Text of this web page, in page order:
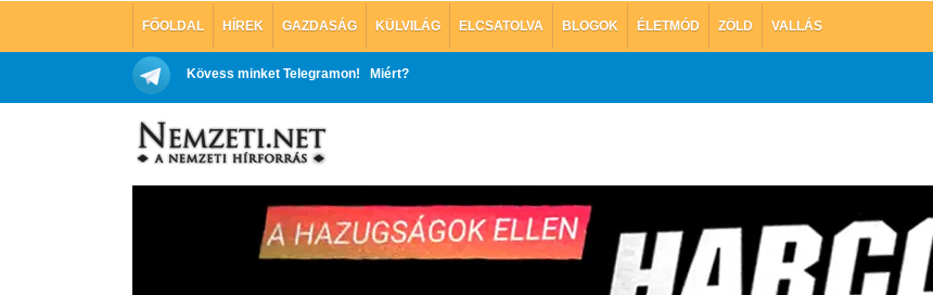
FŐOLDAL HÍREK GAZDASÁG KÜLVILÁG ELCSATOLVA BLOGOK ÉLETMÓD ZÖLD VALLÁS
Kövess minket Telegramon! Miért?